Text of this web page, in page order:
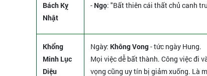
Bách Kỵ
Nhật
- Ngọ: "Bất thiên cái thất chủ canh
Khổng
Minh Lục
Diệu
Ngày: Không Vong- tức ngày Hung.
Mọi việc dễ bất thành. Công việc đi
vọng cũng uy tín bị giảm xuống. Là